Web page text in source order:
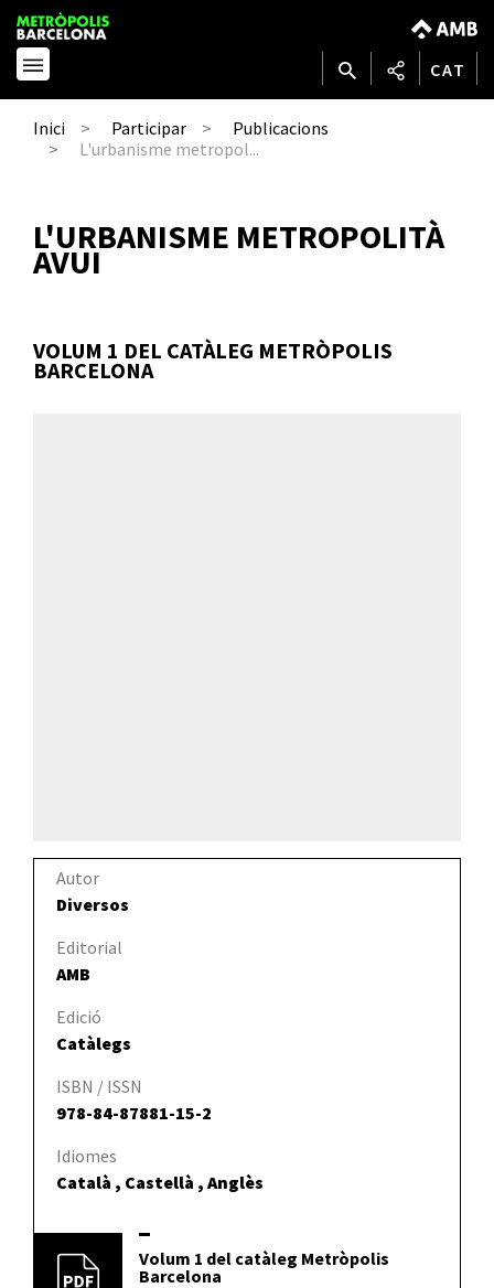
CAT
Inici Participar
Publicacions
L'urbanisme metropol...
L'URBANISME METROPOLITÀ
AVUI
VOLUM 1 DEL CATÀLEG METRÒPOLIS
BARCELONA
Autor
Diversos
Editorial
AMB
Edició
Catàlegs
ISBN / ISSN
978-84-87881-15-2
Idiomes
Català , Castellà , Anglès
Volum 1 del catàleg Metròpolis
Barcelona